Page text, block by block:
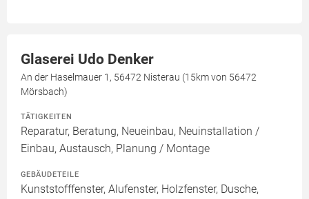
Glaserei Udo Denker
An der Haselmauer 1, 56472 Nisterau (15km von 56472
Mörsbach)
TÄTIGKEITEN
Reparatur, Beratung, Neueinbau, Neuinstallation /
Einbau, Austausch, Planung / Montage
GEBÄUDETEILE
Kunststofffenster, Alufenster, Holzfenster, Dusche,